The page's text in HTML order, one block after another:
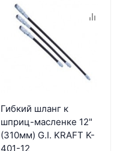
Гибкий шланг к
шприц-масленке 12"
(310мм) G.I. KRAFT K-
401-12